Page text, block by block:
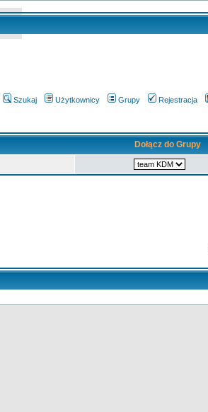
Szukaj Użytkownicy Grupy Rejestracja
Dołącz do Grupy